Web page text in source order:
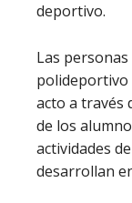
deportivo.
Las
acto a través
de los
actividades
desarrollan